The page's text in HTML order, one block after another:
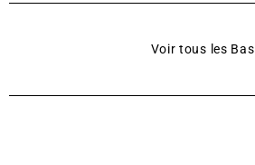
Voir tous les Bas